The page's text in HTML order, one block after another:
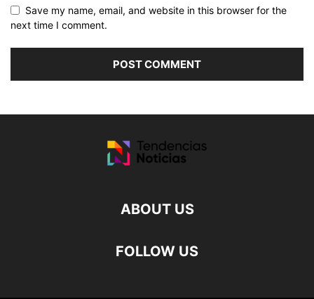
Save my name, email, and website in this browser for the
next time I comment.
ABOUT US
FOLLOW US